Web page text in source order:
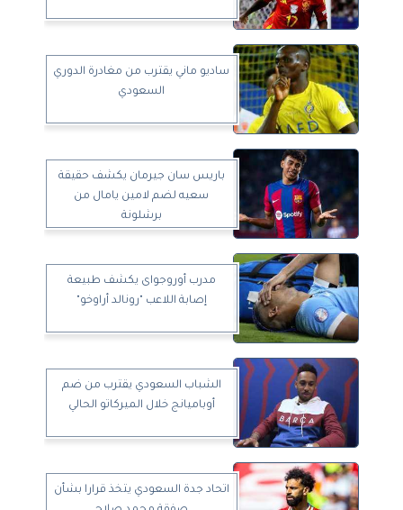
ساديو ماني يقترب من مغادرة الدوري
السعودي
باريس سان جيرمان يكشف حقيقة
سعيه لضم لامين يامال من
برشلونة
مدرب أوروجواى يكشف طبيعة
إصابة اللاعب "رونالد أراوخو"
الشباب السعودي يقترب من ضم
أوباميانج خلال الميركاتو الحالي
اتحاد جدة السعودي يتخذ قرارا بشأن